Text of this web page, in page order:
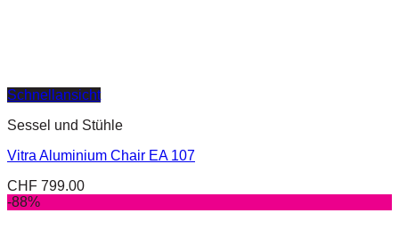
Schnellansicht
Sessel und Stühle
Vitra Aluminium Chair EA 107
CHF 799.00
-88%